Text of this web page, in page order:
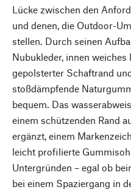
Lücke zwischen den
und denen, die Outdoor-
stellen. Durch seinen
Nubukleder, innen weiches
gepolsterter Schaftrand
stoßdämpfende
bequem. Das
einem schützenden Rand
ergänzt, einem
leicht profilierte
Untergründen – egal ob
bei einem Spaziergang in